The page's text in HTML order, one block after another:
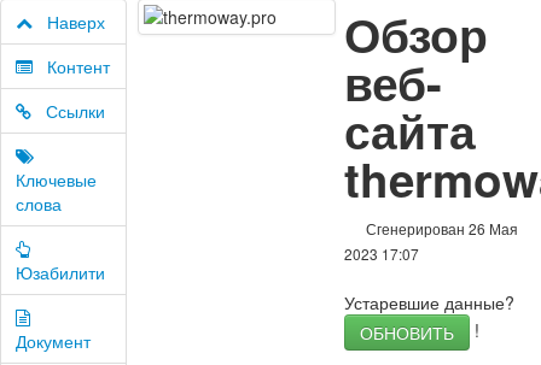
Наверх
Контент
Ссылки
Ключевые
слова
Юзабилити
Документ
Обзор
веб-
сайта
Сгенерирован 26 Мая
2023 17:07
Устаревшие данные?
ОБНОВИТЬ
!